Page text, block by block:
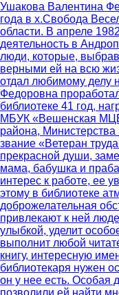
Ушакова Валентина
года в х.Свобода
области. В апреле
деятельность в
люди, которые,
верными ей на всю
отдал любимому делу
Федоровна
библиотеке 41 год,
МБУК «Вешенская
района, Министерства
звание «Ветеран
прекрасной души,
мама, бабушка и
интерес к работе, ее
этому в библиотеке
доброжелательная
привлекают к ней
улыбкой, уделит
выполнит любой
книгу, интересную
библиотекаря нужен
он у нее есть. Особая